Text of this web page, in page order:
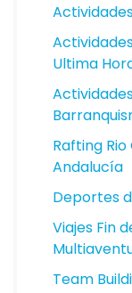
Ultima
Rafting
Andalucía
Deportes
Viajes Fin
Team